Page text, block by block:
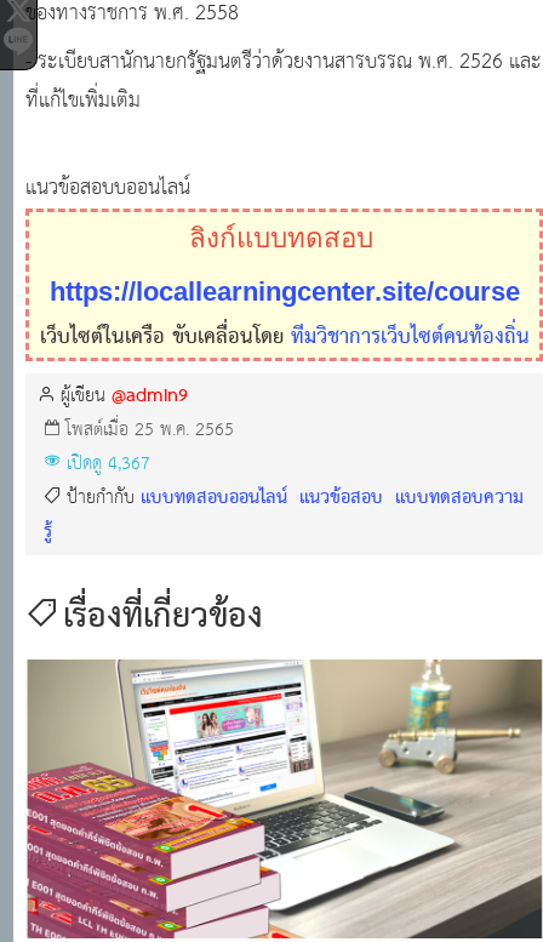
ของทางราชการ พ.ศ. 2558
- ระเบียบสานักนายกรัฐมนตรีว่าด้วยงานสารบรรณ พ.ศ. 2526 และ
ที่แก้ไขเพิ่มเติม
แนวข้อสอบบออนไลน์
ลิงก์แบบทดสอบ
https://locallearningcenter.site/course
เว็บไซต์ในเครือ ขับเคลื่อนโดยทีมวิชาการเว็บไซต์คนท้องถิ่น
ผู้เขียน@admin9
โพสต์เมื่อ 25 พ.ค. 2565
เปิดดู 4,367
ป้ายกำกับ แบบทดสอบออนไลน์ แนวข้อสอบ แบบทดสอบความ
รู้
เรื่องที่เกี่ยวข้อง